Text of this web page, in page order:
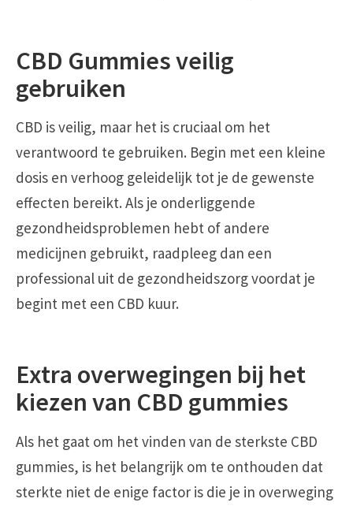
CBD Gummies veilig
gebruiken
CBD is veilig, maar het is cruciaal om het
verantwoord te gebruiken. Begin met een kleine
dosis en verhoog geleidelijk tot je de gewenste
effecten bereikt. Als je onderliggende
gezondheidsproblemen hebt of andere
medicijnen gebruikt, raadpleeg dan een
professional uit de gezondheidszorg voordat je
begint met een CBD kuur.
Extra overwegingen bij het
kiezen van CBD gummies
Als het gaat om het vinden van de sterkste CBD
gummies, is het belangrijk om te onthouden dat
sterkte niet de enige factor is die je in overweging